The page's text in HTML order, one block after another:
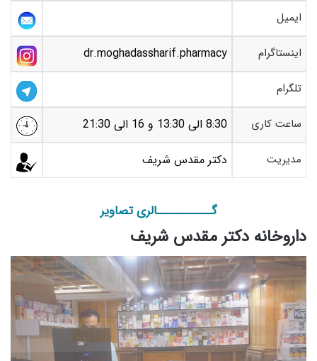
ایمیل
اینستاگرام dr.moghadassharif.pharmacy
تلگرام
ساعت کاری 8:30 الی 13:30 و 16 الی 21:30
مدیریت دکتر مقدس شریف
گـــــــــــالری تصاویر
داروخانه دکتر مقدس شریف